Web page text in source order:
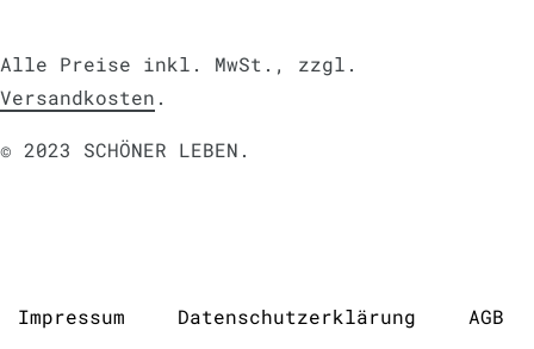
Alle Preise inkl. MwSt., zzgl.
Versandkosten .
© 2023 SCHÖNER LEBEN.
Impressum Daten­schutz­erklärung AGB